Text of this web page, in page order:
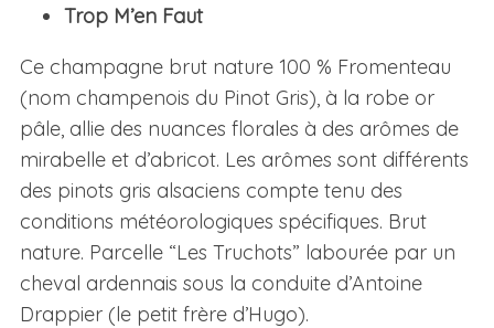
Trop M’en Faut
Ce champagne brut nature 100 % Fromenteau
(nom champenois du Pinot Gris), à la robe or
pâle, allie des nuances florales à des arômes de
mirabelle et d’abricot. Les arômes sont différents
des pinots gris alsaciens compte tenu des
conditions météorologiques spécifiques. Brut
nature. Parcelle “Les Truchots” labourée par un
cheval ardennais sous la conduite d’Antoine
Drappier (le petit frère d’Hugo).